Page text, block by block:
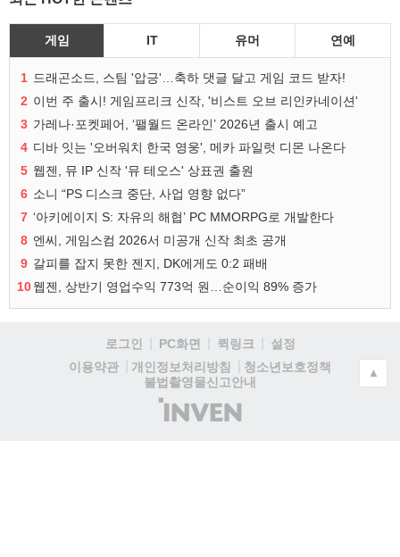
게임 IT 유머 연예
1 드래곤소드, 스팀 '압긍'…축하 댓글 달고 게임 코드 받자!
2 이번 주 출시! 게임프리크 신작, '비스트 오브 리인카네이션'
3 가레나·포켓페어, ‘팰월드 온라인’ 2026년 출시 예고
4 디바 잇는 '오버워치 한국 영웅', 메카 파일럿 디몬 나온다
5 웹젠, 뮤 IP 신작 '뮤 테오스' 상표권 출원
6 소니 “PS 디스크 중단, 사업 영향 없다”
7 ‘아키에이지 S: 자유의 해협’ PC MMORPG로 개발한다
8 엔씨, 게임스컴 2026서 미공개 신작 최초 공개
9 갈피를 잡지 못한 젠지, DK에게도 0:2 패배
10웹젠, 상반기 영업수익 773억 원…순이익 89% 증가
로그인 PC화면 퀵링크
설정
이용약관
개인정보처리방침
청소년보호정책
불법촬영물신고안내
(주)
인
▲